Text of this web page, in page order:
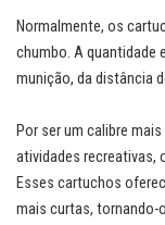
Normalmente, os
chumbo. A quantidade
munição, da distância
Por ser um calibre
atividades recreativas,
Esses cartuchos
mais curtas, tornando-